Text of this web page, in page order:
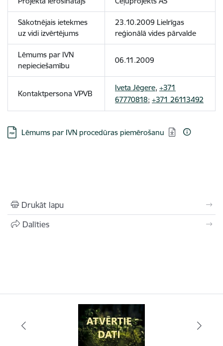
Sākotnējais ietekmes
uz vidi izvērtējums
23.10.2009 Lielrīgas
reģionālā vides pārvalde
Lēmums par IVN
nepieciešamību
06.11.2009
Kontaktpersona VPVB
Iveta Jēgere, +371
67770818; +371 26113492
Lejupielādēt:
Lēmums par IVN procedūras piemērošanu
Drukāt lapu
Dalīties